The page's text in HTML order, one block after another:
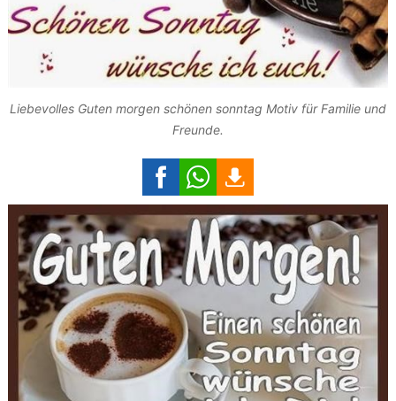
Liebevolles Guten morgen schönen sonntag Motiv für Familie und
Freunde.